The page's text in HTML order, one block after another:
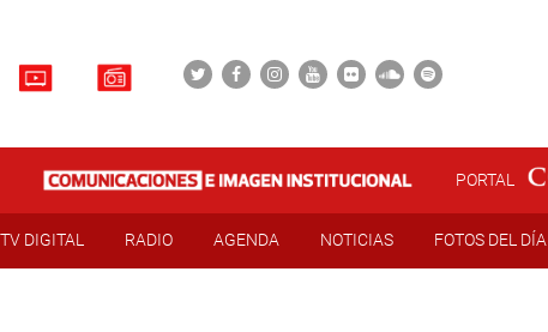
PORTAL
TV DIGITAL RADIO AGENDA NOTICIAS FOTOS DEL DÍA